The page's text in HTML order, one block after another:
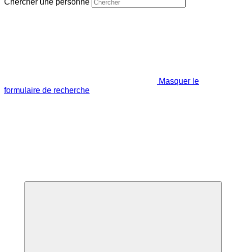
Masquer le
formulaire de recherche